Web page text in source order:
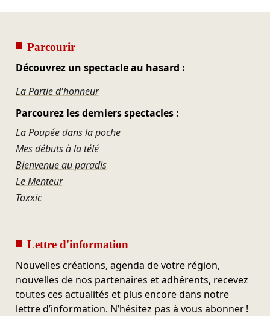
Parcourir
Découvrez un spectacle au hasard :
La Partie d'honneur
Parcourez les derniers spectacles :
La Poupée dans la poche
Mes débuts à la télé
Bienvenue au paradis
Le Menteur
Toxxic
Lettre d'information
Nouvelles créations, agenda de votre région,
nouvelles de nos partenaires et adhérents, recevez
toutes ces actualités et plus encore dans notre
lettre d’information. N’hésitez pas à vous abonner !